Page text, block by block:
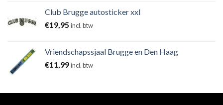
Club Brugge autosticker xxl
€19,95 incl. btw
Vriendschapssjaal Brugge en Den Haag
€11,99incl. btw